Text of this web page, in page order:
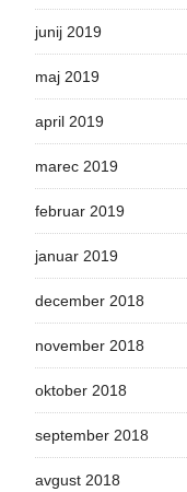
junij 2019
maj 2019
april 2019
marec 2019
februar 2019
januar 2019
december 2018
november 2018
oktober 2018
september 2018
avgust 2018